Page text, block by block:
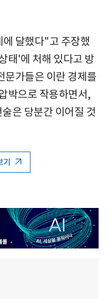
달했다"고 주장했
태'에 처해 있다고 방
문가들은 이란 경제를
박으로 작용하면서,
은 당분간 이어질 것